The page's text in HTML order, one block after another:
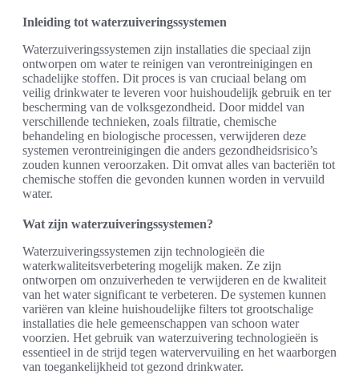
Inleiding tot waterzuiveringssystemen
Waterzuiveringssystemen zijn installaties die speciaal zijn
ontworpen om water te reinigen van verontreinigingen en
schadelijke stoffen. Dit proces is van cruciaal belang om
veilig drinkwater te leveren voor huishoudelijk gebruik en ter
bescherming van de volksgezondheid. Door middel van
verschillende technieken, zoals filtratie, chemische
behandeling en biologische processen, verwijderen deze
systemen verontreinigingen die anders gezondheidsrisico’s
zouden kunnen veroorzaken. Dit omvat alles van bacteriën tot
chemische stoffen die gevonden kunnen worden in vervuild
water.
Wat zijn waterzuiveringssystemen?
Waterzuiveringssystemen zijn technologieën die
waterkwaliteitsverbetering mogelijk maken. Ze zijn
ontworpen om onzuiverheden te verwijderen en de kwaliteit
van het water significant te verbeteren. De systemen kunnen
variëren van kleine huishoudelijke filters tot grootschalige
installaties die hele gemeenschappen van schoon water
voorzien. Het gebruik van waterzuivering technologieën is
essentieel in de strijd tegen watervervuiling en het waarborgen
van toegankelijkheid tot gezond drinkwater.